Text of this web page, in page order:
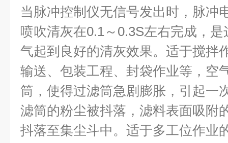
当脉冲控制仪无信号发出时，脉冲
喷吹清灰在0.1～0.3S左右完成，
气起到良好的清灰效果。适于搅拌
输送、包装工程、封袋作业等，空
筒，使得过滤筒急剧膨胀，引起一
滤筒的粉尘被抖落，滤料表面吸附
抖落至集尘斗中。适于多工位作业